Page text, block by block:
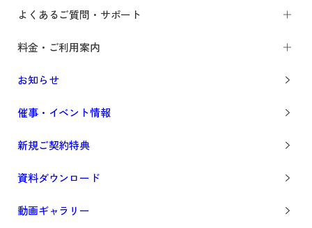
よくあるご質問・サポート
料金・ご利用案内
お知らせ
催事・イベント情報
新規ご契約特典
資料ダウンロード
動画ギャラリー